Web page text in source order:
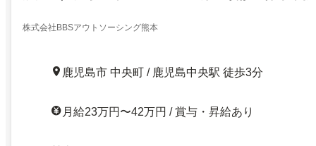
株式会社BBSアウトソーシング熊本
鹿児島市 中央町 / 鹿児島中央駅 徒歩3分
月給23万円〜42万円 / 賞与・昇給あり